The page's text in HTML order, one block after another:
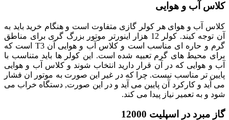
کلاس آب و هوایی
کلاس آب و هوای هر کولر گازی متفاوت است و هنگام خرید باید به
آن توجه کیند. کولر 12 هزار اینورتر موتور بزرگ گری برای مناطق
گرم و حاره ای مناسب است و کلاس آب و هوایی آن T3 است که
برای محیط های گرم تعبیه شده است. این کولر ها باید متناسب با
آب و هوایی که در آن قرار دارید انتخاب شوند و کلاس آب و هوایی
پایین تر مناسب نیست. چرا که در غیر این صورت به موتور ان فشار
می آید و کارکرد آن پایین می آید و در این صورت, دستگاه خراب می
شود و به تعمیر نیاز پیدا می کند.
گاز مبرد در اسپلیت 12000